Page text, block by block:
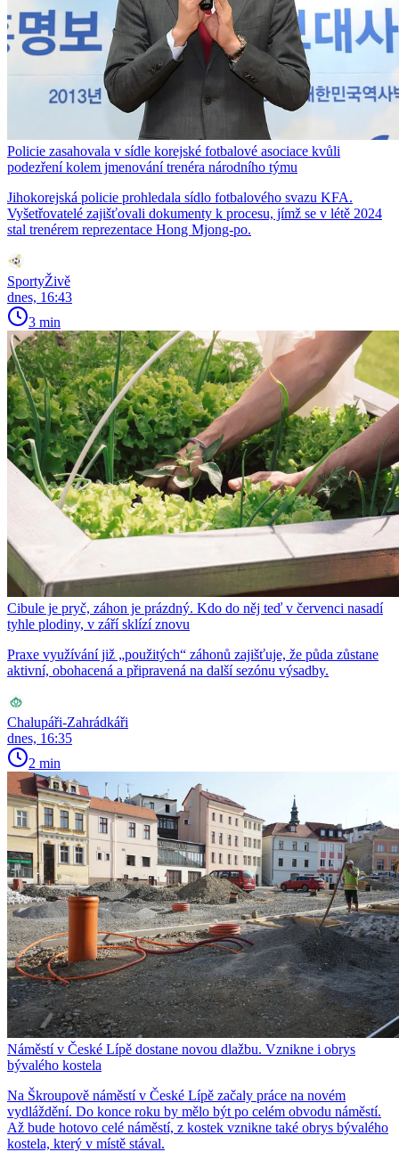
Policie zasahovala v sídle korejské fotbalové asociace kvůli
podezření kolem jmenování trenéra národního týmu
Jihokorejská policie prohledala sídlo fotbalového svazu KFA.
Vyšetřovatelé zajišťovali dokumenty k procesu, jímž se v létě 2024
stal trenérem reprezentace Hong Mjong-po.
SportyŽivě
dnes, 16:43
3 min
Cibule je pryč, záhon je prázdný. Kdo do něj teď v červenci nasadí
tyhle plodiny, v září sklízí znovu
Praxe využívání již „použitých“ záhonů zajišťuje, že půda zůstane
aktivní, obohacená a připravená na další sezónu výsadby.
Chalupáři-Zahrádkáři
dnes, 16:35
2 min
Náměstí v České Lípě dostane novou dlažbu. Vznikne i obrys
bývalého kostela
Na Škroupově náměstí v České Lípě začaly práce na novém
vydláždění. Do konce roku by mělo být po celém obvodu náměstí.
Až bude hotovo celé náměstí, z kostek vznikne také obrys bývalého
kostela, který v místě stával.